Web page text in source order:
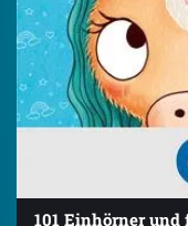
101 Einhörner